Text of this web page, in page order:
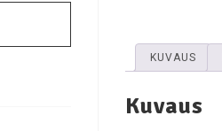
KUVAUS
Kuvaus